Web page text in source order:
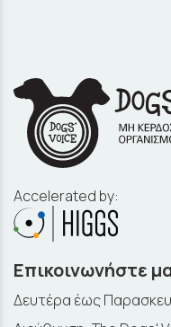
Accelerated by:
Επικοινωνήστε
Δευτέρα έως